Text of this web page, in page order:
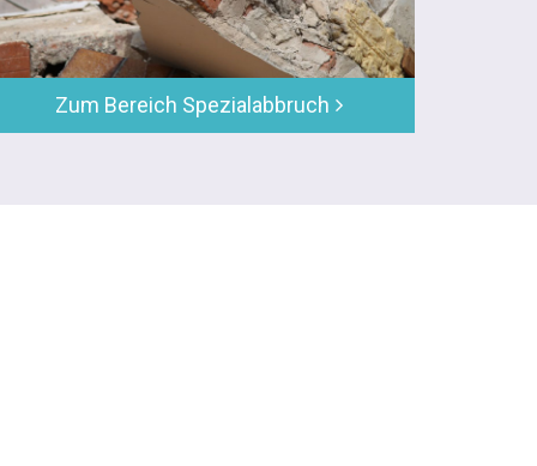
Zum Bereich Spezialabbruch